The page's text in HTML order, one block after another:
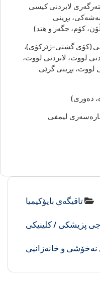
لابردنی کیسی
بڕینی
کۆم، جگەر و هتد)
(کۆی گشتی-ژێرکۆی)،
لووت، لابردنی لووت،
لووت، بڕینی گرێی
دەوری)
لیمفی
تاقیگەی بایۆکیمیا
پزیشکی / کلینیکی
نەخۆشی و خانەزانیی